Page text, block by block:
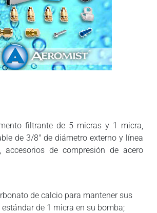
filtrante de 5 micras y 1 micra,
de 3/8″ de diámetro externo y línea
de compresión de acero
de calcio para mantener sus
de 1 micra en su bomba;